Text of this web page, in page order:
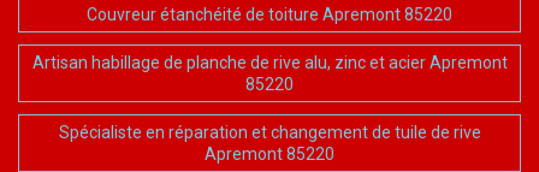
Couvreur étanchéité de toiture Apremont 85220
Artisan habillage de planche de rive alu, zinc et acier Apremont
85220
Spécialiste en réparation et changement de tuile de rive
Apremont 85220